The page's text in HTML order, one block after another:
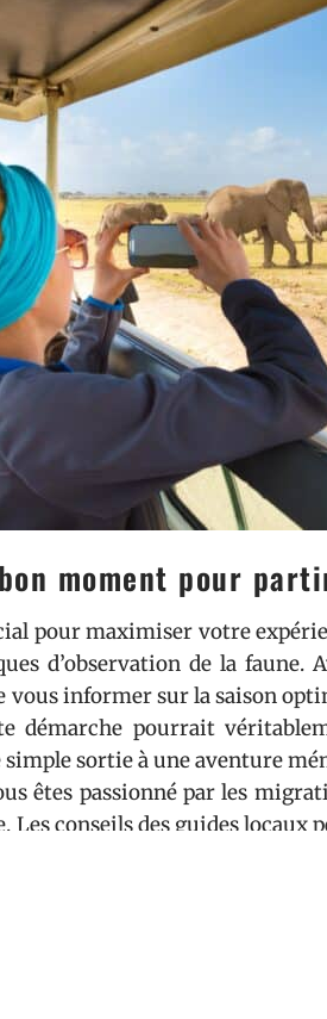
moment pour
pour maximiser votre
d’observation de la faune.
vous informer sur la saison
démarche pourrait
simple sortie à une aventure
êtes passionné par les
Les conseils des guides